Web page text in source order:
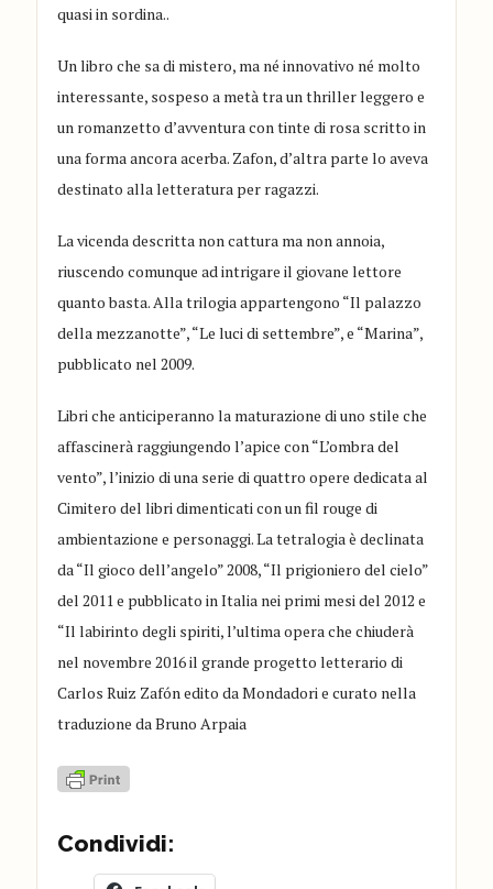
quasi in sordina..
Un libro che sa di mistero, ma né innovativo né molto
interessante, sospeso a metà tra un thriller leggero e
un romanzetto d’avventura con tinte di rosa scritto in
una forma ancora acerba. Zafon, d’altra parte lo aveva
destinato alla letteratura per ragazzi.
La vicenda descritta non cattura ma non annoia,
riuscendo comunque ad intrigare il giovane lettore
quanto basta. Alla trilogia appartengono “Il palazzo
della mezzanotte”, “Le luci di settembre”, e “Marina”,
pubblicato nel 2009.
Libri che anticiperanno la maturazione di uno stile che
affascinerà raggiungendo l’apice con “L’ombra del
vento”, l’inizio di una serie di quattro opere dedicata al
Cimitero del libri dimenticati con un fil rouge di
ambientazione e personaggi. La tetralogia è declinata
da “Il gioco dell’angelo” 2008, “Il prigioniero del cielo”
del 2011 e pubblicato in Italia nei primi mesi del 2012 e
“Il labirinto degli spiriti, l’ultima opera che chiuderà
nel novembre 2016 il grande progetto letterario di
Carlos Ruiz Zafón edito da Mondadori e curato nella
traduzione da Bruno Arpaia
Condividi: